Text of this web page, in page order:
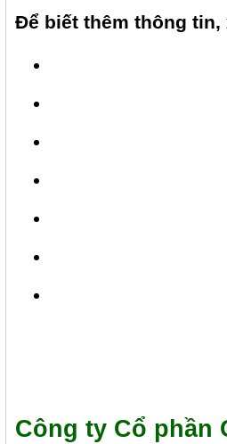
Để biết thêm thông
Công ty Cổ phần